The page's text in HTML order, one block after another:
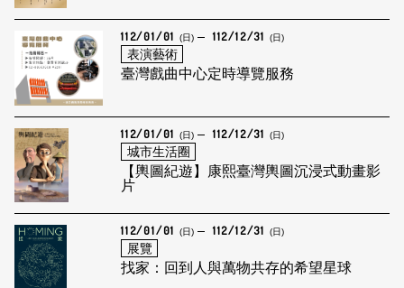
112/01/01 (日) 112/12/31 (日)
表演藝術
臺灣戲曲中心定時導覽服務
112/01/01 (日) 112/12/31 (日)
城市生活圈
【輿圖紀遊】康熙臺灣輿圖沉浸式動畫影
片
112/01/01 (日) 112/12/31 (日)
展覽
找家：回到人與萬物共存的希望星球